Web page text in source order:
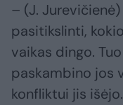
– (J.
pasitikslinti,
vaikas dingo.
paskambino jos
konfliktui jis